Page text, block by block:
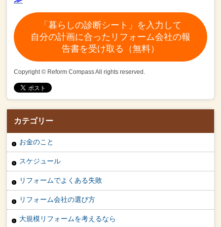
「暮らしの診断シート」を入力して
自分の計画に合ったリフォーム会社の報
告書を受け取る（無料）
Copyright © Reform Compass All rights reserved.
カテゴリー
お金のこと
スケジュール
リフォームでよくある失敗
リフォーム会社の選び方
大規模リフォームを考えるなら